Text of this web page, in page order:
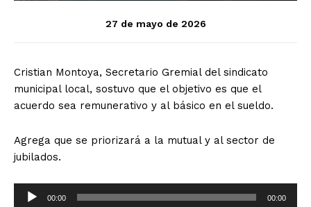
27 de mayo de 2026
Cristian Montoya, Secretario Gremial del sindicato
municipal local, sostuvo que el objetivo es que el
acuerdo sea remunerativo y al básico en el sueldo.
Agrega que se priorizará a la mutual y al sector de
jubilados.
00:00 00:00